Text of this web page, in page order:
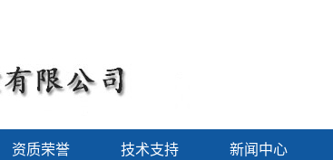
资质荣誉 技术支持 新闻中心